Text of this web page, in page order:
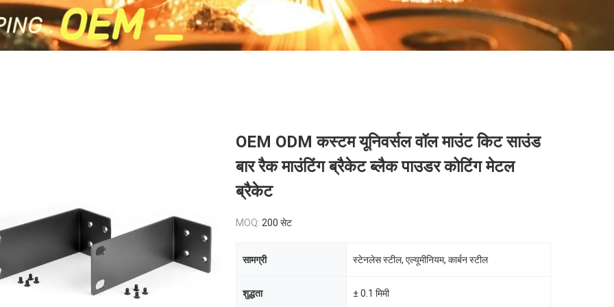
OEM ODM कस्टम यूनिवर्सल वॉल माउंट किट साउंड
बार रैक माउंटिंग ब्रैकेट ब्लैक पाउडर कोटिंग मेटल
ब्रैकेट
MOQ: 200 सेट
सामग्री स्टेनलेस स्टील, एल्यूमीनियम, कार्बन स्टील
शुद्धता ± 0.1 मिमी